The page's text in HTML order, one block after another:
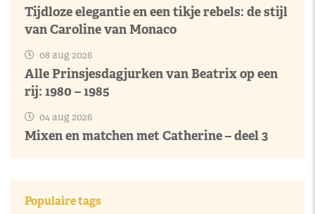
Tijdloze elegantie en een tikje rebels: de stijl
van Caroline van Monaco
08 aug 2026
Alle Prinsjesdagjurken van Beatrix op een
rij: 1980 – 1985
04 aug 2026
Mixen en matchen met Catherine – deel 3
Populaire tags